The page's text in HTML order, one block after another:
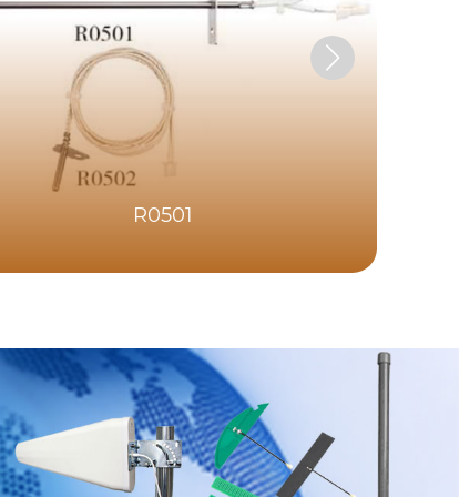
R0501